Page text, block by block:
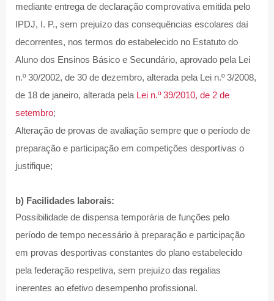
mediante entrega de declaração comprovativa emitida pelo
IPDJ, I. P., sem prejuízo das consequências escolares daí
decorrentes, nos termos do estabelecido no Estatuto do
Aluno dos Ensinos Básico e Secundário, aprovado pela Lei
n.º 30/2002, de 30 de dezembro, alterada pela Lei n.º 3/2008,
de 18 de janeiro, alterada pela Lei n.º 39/2010, de 2 de
setembro;
Alteração de provas de avaliação sempre que o período de
preparação e participação em competições desportivas o
justifique;
b) Facilidades laborais:
Possibilidade de dispensa temporária de funções pelo
período de tempo necessário à preparação e participação
em provas desportivas constantes do plano estabelecido
pela federação respetiva, sem prejuízo das regalias
inerentes ao efetivo desempenho profissional.